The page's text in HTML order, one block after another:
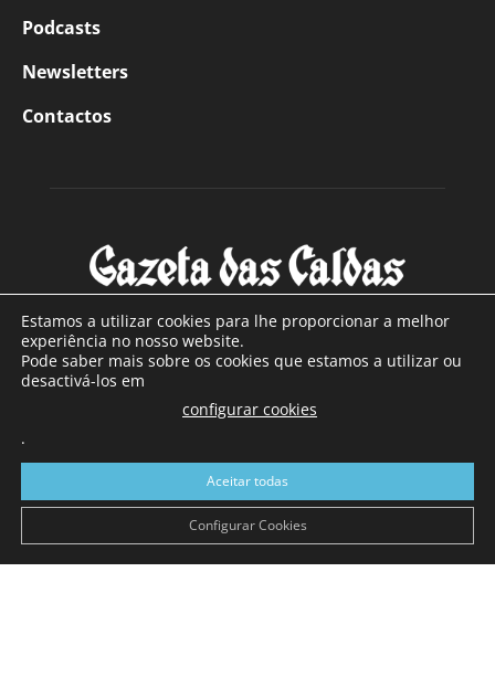
Podcasts
Newsletters
Contactos
SOBRE NÓS
Com sede nas Caldas da Rainha e mais de 90 anos de
a sul de distrito de Leiria, com mais de 40.000 leitores por
toda a região Oeste. Jornal com distribuição em Portugal
Continental e assinatura online.
Estamos a utilizar cookies para lhe proporcionar a melhor
experiência no nosso website.
Pode saber mais sobre os cookies que estamos a utilizar ou
desactivá-los em
configurar cookies
.
Aceitar todas
Configurar Cookies